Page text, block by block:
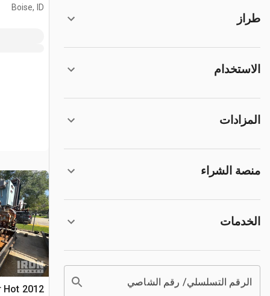
طراز
الاستخدام
المزادات
منصة الشراء
الخدمات
الرقم التسلسلي/ رقم الشاصي
Boise, ID
Hot